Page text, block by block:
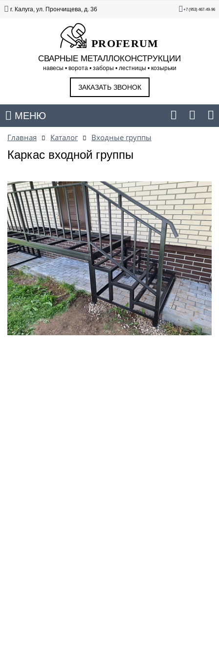
г. Калуга, ул. Прончищева, д. 36 +7 (953) 467-49-96
PROFERUM
СВАРНЫЕ МЕТАЛЛОКОНСТРУКЦИИ
навесы • ворота • заборы • лестницы • козырьки
ЗАКАЗАТЬ ЗВОНОК
МЕНЮ
Главная Каталог Входные группы
Каркас входной группы